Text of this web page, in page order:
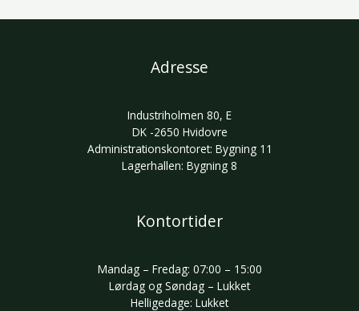
Adresse
Industriholmen 80, E
DK -2650 Hvidovre
Administrationskontoret: Bygning 11
Lagerhallen: Bygning 8
Kontortider
Mandag – Fredag: 07:00 – 15:00
Lørdag og Søndag – Lukket
Helligedage: Lukket